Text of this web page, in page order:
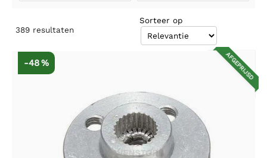
389 resultaten
Sorteer op
AFGEPRIJSD
-48 %